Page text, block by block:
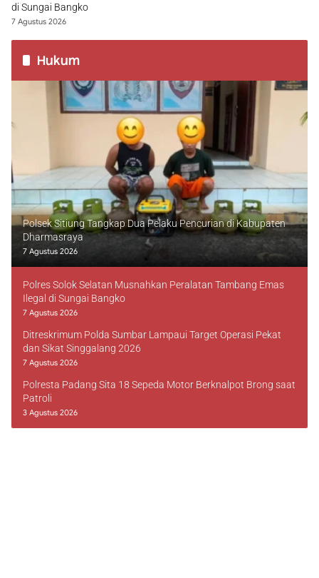
di Sungai Bangko
7 Agustus 2026
Hukum
Polsek Sitiung Tangkap Dua Pelaku Pencurian di Kabupaten
Dharmasraya
7 Agustus 2026
Polres Solok Selatan Musnahkan Peralatan Tambang Emas
Ilegal di Sungai Bangko
7 Agustus 2026
Ditreskrimum Polda Sumbar Lampaui Target Operasi Pekat
dan Sikat Singgalang 2026
7 Agustus 2026
Polresta Padang Sita 18 Sepeda Motor Berknalpot Brong saat
Patroli
3 Agustus 2026